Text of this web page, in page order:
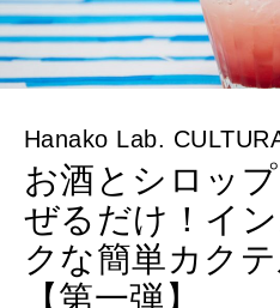
算命学がわか
知る、
わたしがで
Hanako Lab.
お酒とシロッ
ぜるだけ！イ
クな簡単カク
【第一弾】